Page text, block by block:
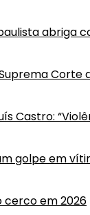
abriga
Corte
Castro:
golpe em
cerco em 2026